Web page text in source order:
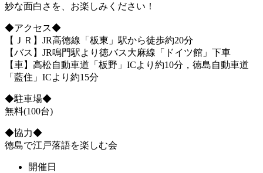
妙な面白さを、お楽しみください！
◆アクセス◆
【ＪＲ】JR高徳線「板東」駅から徒歩約20分
【バス】JR鳴門駅より徳バス大麻線「ドイツ館」下車
【車】高松自動車道「板野」ICより約10分，徳島自動車道
「藍住」ICより約15分
◆駐車場◆
無料(100台)
◆協力◆
徳島で江戸落語を楽しむ会
開催日